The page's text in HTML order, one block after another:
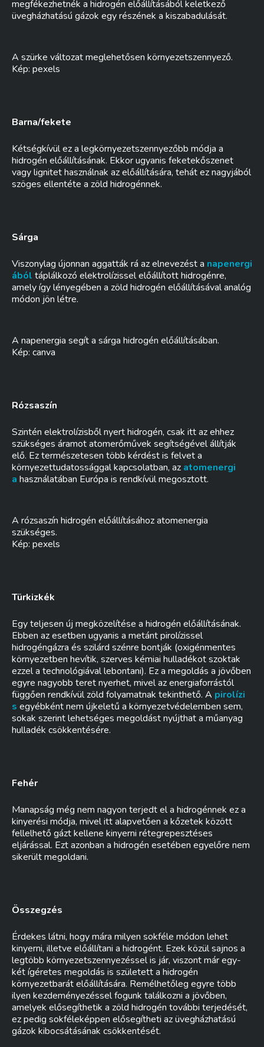
megfékezhetnék a hidrogén előállításából keletkező
üvegházhatású gázok egy részének a kiszabadulását.
A szürke változat meglehetősen környezetszennyező.
Kép: pexels
Barna/fekete
Kétségkívül ez a legkörnyezetszennyezőbb módja a
hidrogén előállításának. Ekkor ugyanis feketekőszenet
vagy lignitet használnak az előállítására, tehát ez nagyjából
szöges ellentéte a zöld hidrogénnek.
Sárga
Viszonylag újonnan aggatták rá az elnevezést a napenergi
ából táplálkozó elektrolízissel előállított hidrogénre,
amely így lényegében a zöld hidrogén előállításával analóg
módon jön létre.
A napenergia segít a sárga hidrogén előállításában.
Kép: canva
Rózsaszín
Szintén elektrolízisből nyert hidrogén, csak itt az ehhez
szükséges áramot atomerőművek segítségével állítják
elő. Ez természetesen több kérdést is felvet a
környezettudatossággal kapcsolatban, az atomenergi
a használatában Európa is rendkívül megosztott.
A rózsaszín hidrogén előállításához atomenergia
szükséges.
Kép: pexels
Türkizkék
Egy teljesen új megközelítése a hidrogén előállításának.
Ebben az esetben ugyanis a metánt pirolízissel
hidrogéngázra és szilárd szénre bontják (oxigénmentes
környezetben hevítik, szerves kémiai hulladékot szoktak
ezzel a technológiával lebontani). Ez a megoldás a jövőben
egyre nagyobb teret nyerhet, mivel az energiaforrástól
függően rendkívül zöld folyamatnak tekinthető. A pirolízi
s egyébként nem újkeletű a környezetvédelemben sem,
sokak szerint lehetséges megoldást nyújthat a műanyag
hulladék csökkentésére.
Fehér
Manapság még nem nagyon terjedt el a hidrogénnek ez a
kinyerési módja, mivel itt alapvetően a kőzetek között
fellelhető gázt kellene kinyerni rétegrepesztéses
eljárással. Ezt azonban a hidrogén esetében egyelőre nem
sikerült megoldani.
Összegzés
Érdekes látni, hogy mára milyen sokféle módon lehet
kinyerni, illetve előállítani a hidrogént. Ezek közül sajnos a
legtöbb környezetszennyezéssel is jár, viszont már egy-
két ígéretes megoldás is született a hidrogén
környezetbarát előállítására. Remélhetőleg egyre több
ilyen kezdeményezéssel fogunk találkozni a jövőben,
amelyek elősegíthetik a zöld hidrogén további terjedését,
ez pedig sokféleképpen elősegítheti az üvegházhatású
gázok kibocsátásának csökkentését.